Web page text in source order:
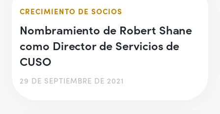
CRECIMIENTO DE SOCIOS
Nombramiento de Robert Shane
como Director de Servicios de
CUSO
29 DE SEPTIEMBRE DE 2021